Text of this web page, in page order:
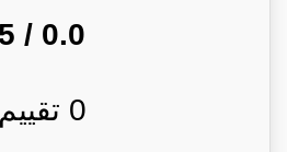
0.0
/ 5
0 تقييم